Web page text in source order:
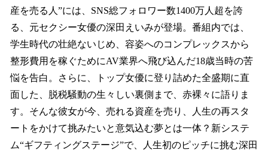
産を売る人”には、SNS総フォロワー数1400万人超を誇
る、元セクシー女優の深田えいみが登場。番組内では、
学生時代の壮絶ないじめ、容姿へのコンプレックスから
整形費用を稼ぐためにAV業界へ飛び込んだ18歳当時の苦
悩を告白。さらに、トップ女優に登り詰めた全盛期に直
面した、脱税騒動の生々しい裏側まで、赤裸々に語りま
す。そんな彼女が今、売れる資産を売り、人生の再スタ
ートをかけて挑みたいと意気込む夢とは一体？新システ
ム“ギフティングステージ”で、人生初のピッチに挑む深田